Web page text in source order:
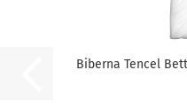
Biberna Tencel